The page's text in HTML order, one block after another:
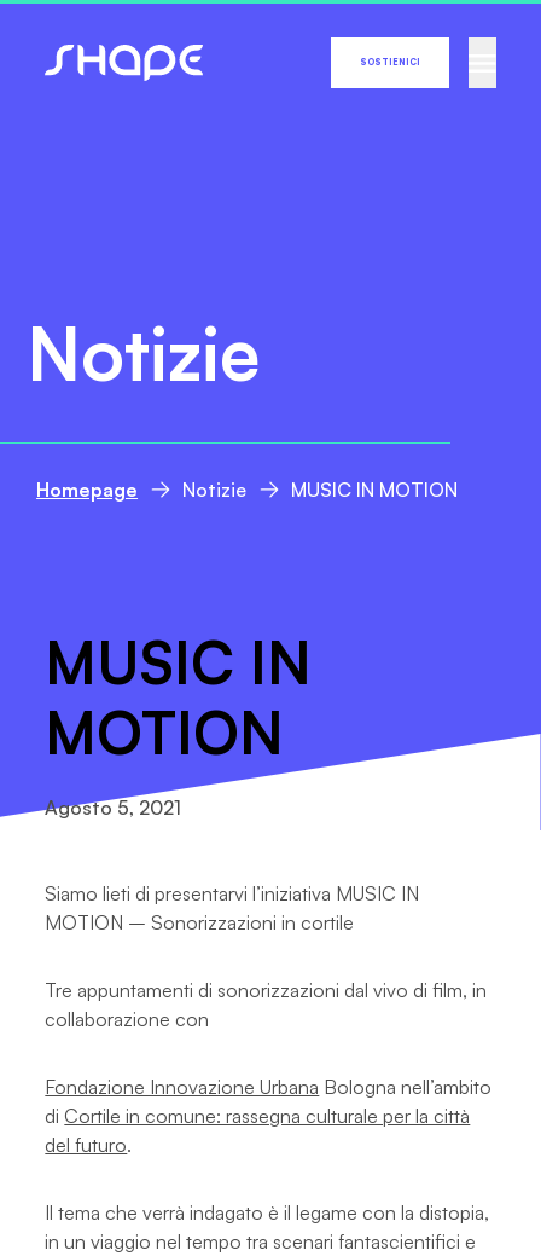
SOSTIENICI
Notizie
Homepage Notizie MUSIC IN MOTION
MUSIC IN
MOTION
Agosto 5, 2021
Siamo lieti di presentarvi l’iniziativa MUSIC IN
MOTION – Sonorizzazioni in cortile
Tre appuntamenti di sonorizzazioni dal vivo di film, in
collaborazione con
Fondazione Innovazione Urbana Bologna nell’ambito
di Cortile in comune: rassegna culturale per la città
del futuro.
Il tema che verrà indagato è il legame con la distopia,
in un viaggio nel tempo tra scenari fantascientifici e